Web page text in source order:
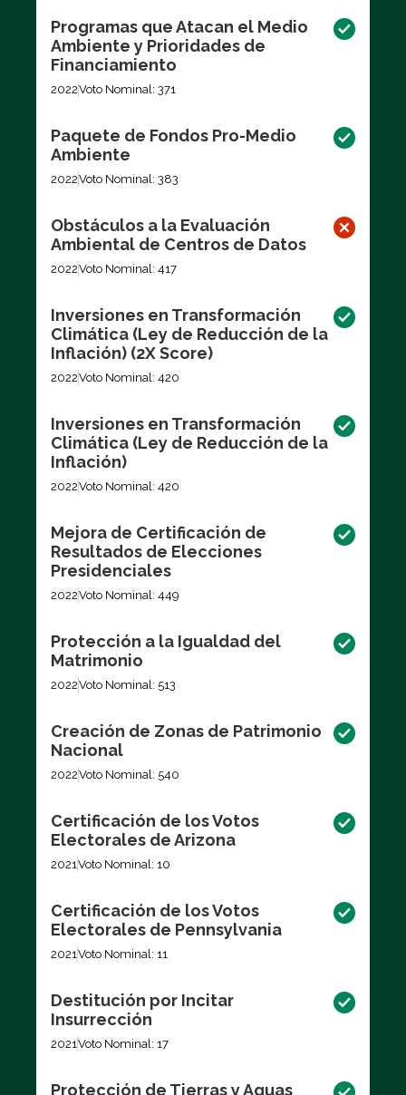
Programas que Atacan el Medio
Ambiente y Prioridades de
Financiamiento
2022Voto Nominal: 371
Paquete de Fondos Pro-Medio
Ambiente
2022Voto Nominal: 383
Obstáculos a la Evaluación
Ambiental de Centros de Datos
2022Voto Nominal: 417
Inversiones en Transformación
Climática (Ley de Reducción de la
Inflación) (2X Score)
2022Voto Nominal: 420
Inversiones en Transformación
Climática (Ley de Reducción de la
Inflación)
2022Voto Nominal: 420
Mejora de Certificación de
Resultados de Elecciones
Presidenciales
2022Voto Nominal: 449
Protección a la Igualdad del
Matrimonio
2022Voto Nominal: 513
Creación de Zonas de Patrimonio
Nacional
2022Voto Nominal: 540
Certificación de los Votos
Electorales de Arizona
2021Voto Nominal: 10
Certificación de los Votos
Electorales de Pennsylvania
2021Voto Nominal: 11
Destitución por Incitar
Insurrección
2021Voto Nominal: 17
Protección de Tierras y Aguas